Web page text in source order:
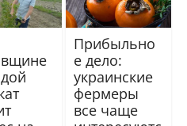
Прибыльно
е дело:
украинские
фермеры
все чаще